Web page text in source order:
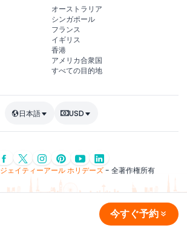
今すぐ予約
オーストラリア
シンガポール
フランス
イギリス
香港
アメリカ合衆国
すべての目的地
日本語 USD
ジェイティーアール ホリデーズ- 全著作権所有